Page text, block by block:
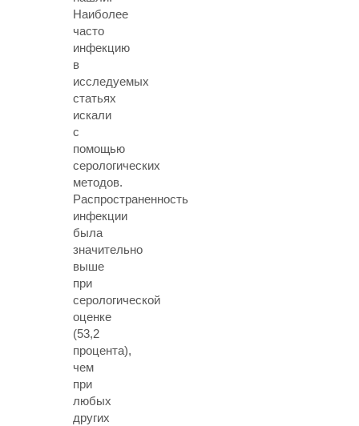
Наиболее
часто
инфекцию
в
исследуемых
статьях
искали
с
помощью
серологических
методов.
Распространенность
инфекции
была
значительно
выше
при
серологической
оценке
(53,2
процента),
чем
при
любых
других